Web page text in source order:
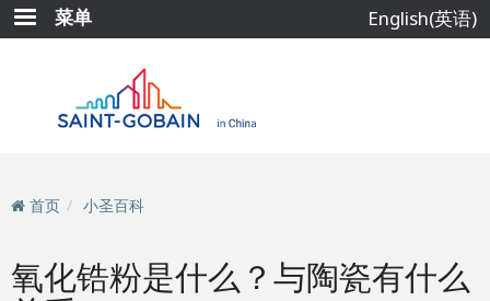
跳
转
菜单 English(英语)
首页 小圣百科
氧化锆粉是什么？与陶瓷有什么